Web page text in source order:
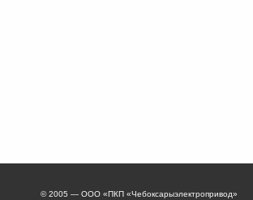
© 2005 — ООО «ПКП «Чебоксарыэлектропривод»